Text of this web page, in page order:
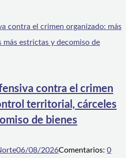
contra el crimen
territorial, cárceles
de bienes
06/08/2026Comentarios: 0